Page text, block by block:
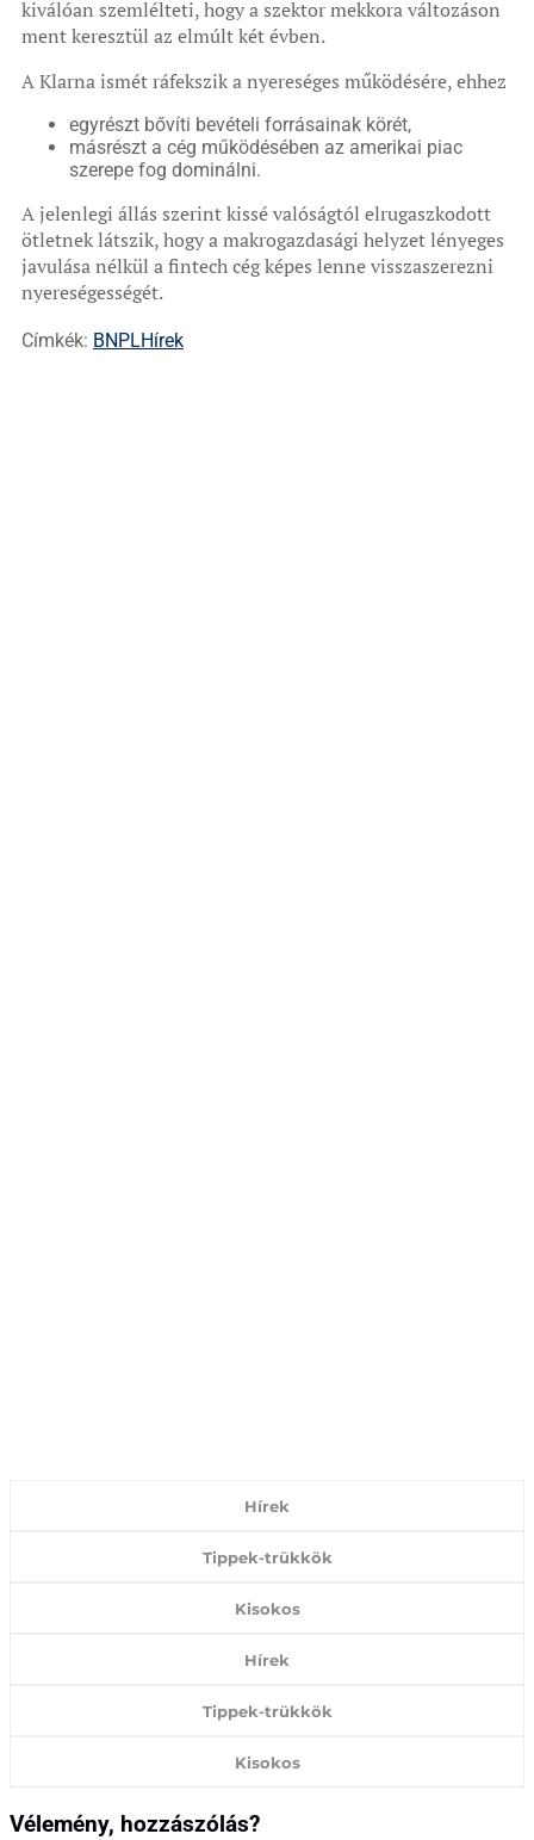
kiválóan szemlélteti, hogy a szektor mekkora változáson
ment keresztül az elmúlt két évben.
A Klarna ismét ráfekszik a nyereséges működésére, ehhez
egyrészt bővíti bevételi forrásainak körét,
másrészt a cég működésében az amerikai piac
szerepe fog dominálni.
A jelenlegi állás szerint kissé valóságtól elrugaszkodott
ötletnek látszik, hogy a makrogazdasági helyzet lényeges
javulása nélkül a fintech cég képes lenne visszaszerezni
nyereségességét.
Címkék: BNPLHírek
Hírek
Tippek-trükkök
Kisokos
Hírek
Tippek-trükkök
Kisokos
Vélemény, hozzászólás?